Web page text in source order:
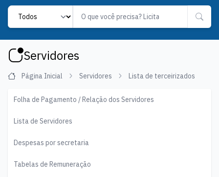
Label
Servidores
Página Inicial Servidores Lista de terceirizados
Folha de Pagamento / Relação dos Servidores
Lista de Servidores
Despesas por secretaria
Tabelas de Remuneração